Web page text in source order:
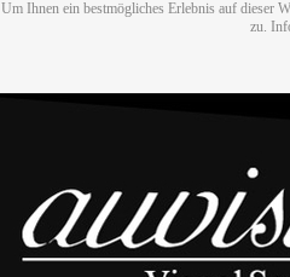
Um Ihnen ein bestmögliches Erlebnis auf dieser
zu.